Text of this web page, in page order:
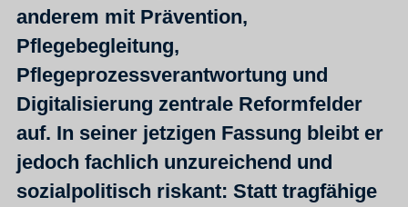
anderem mit Prävention,
Pflegebegleitung,
Pflegeprozessverantwortung und
Digitalisierung zentrale Reformfelder
auf. In seiner jetzigen Fassung bleibt er
jedoch fachlich unzureichend und
sozialpolitisch riskant: Statt tragfähige